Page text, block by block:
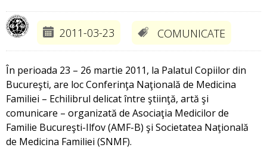
2011-03-23 COMUNICATE
În perioada 23 – 26 martie 2011, la Palatul Copiilor din
Bucureşti, are loc Conferinţa Naţională de Medicina
Familiei – Echilibrul delicat între ştiinţă, artă şi
comunicare – organizată de Asociaţia Medicilor de
Familie Bucureşti-Ilfov (AMF-B) şi Societatea Naţională
de Medicina Familiei (SNMF).